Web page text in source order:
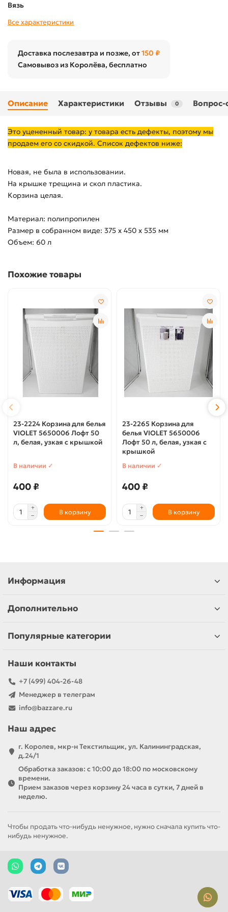
Вязь
Все характеристики
Доставка послезавтра и позже, от150 ₽
Самовывоз из Королёва, бесплатно
Описание Характеристики Отзывы 0 Вопрос-
Это уцененный товар: у товара есть дефекты, поэтому мы
продаем его со скидкой. Список дефектов ниже:
Новая, не была в использовании.
На крышке трещина и скол пластика.
Корзина целая.
Материал: полипропилен
Размер в собранном виде: 375 x 450 x 535 мм
Объем: 60 л
Похожие товары
23-2224 Корзина для белья
VIOLET 5650006 Лофт 50
л, белая, узкая с крышкой
В наличии ✓
400 ₽
В корзину
23-2265 Корзина для
белья VIOLET 5650006
Лофт 50 л, белая, узкая с
крышкой
В наличии ✓
400 ₽
В корзину
Информация
Дополнительно
Популярные категории
Наши контакты
+7 (499) 404-26-48
Менеджер в телеграм
info@bazzare.ru
Наш адрес
г. Королев, мкр-н Текстильщик, ул. Калининградская,
д.24/1
Обработка заказов: с 10:00 до 18:00 по московскому
времени.
Прием заказов через корзину 24 часа в сутки, 7 дней в
неделю.
Чтобы продать что-нибудь ненужное, нужно сначала купить что-
нибудь ненужное.